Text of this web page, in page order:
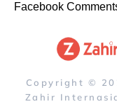
Facebook
Copyright ©
Zahir